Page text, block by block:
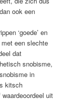
ook een
‘goede’ en
een slechte
dat
snobisme,
in
kitsch
uit